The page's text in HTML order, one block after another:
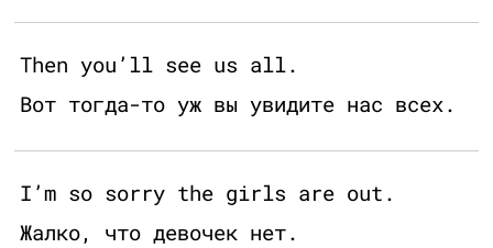
Then you’ll see us all.
Вот тогда-то уж вы увидите нас всех.
I’m so sorry the girls are out.
Жалко, что девочек нет.